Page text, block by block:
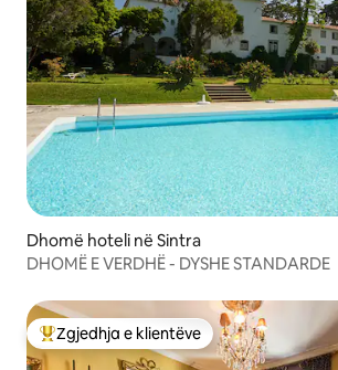
Dhomë hoteli në Sintra
DHOMË E VERDHË - DYSHE STANDARDE
Më të mirat e zgjedhjeve të klientëve
Zgjedhja e klientëve